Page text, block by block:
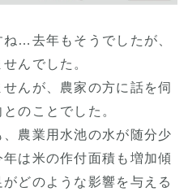
…去年もそうでしたが、
んでした。
んが、農家の方に話を伺
のことでした。
農業用水池の水が随分少
は米の作付面積も増加傾
どのような影響を与える